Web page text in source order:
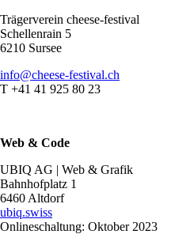
Trägerverein cheese-festival
Schellenrain 5
6210 Sursee
info@cheese-festival.ch
T +41 41 925 80 23
Web & Code
UBIQ AG | Web & Grafik
Bahnhofplatz 1
6460 Altdorf
ubiq.swiss
Onlineschaltung: Oktober 2023